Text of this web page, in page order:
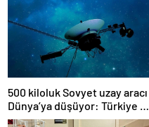
500 kiloluk Sovyet uzay aracı
Dünya’ya düşüyor: Türkiye de
risk altında